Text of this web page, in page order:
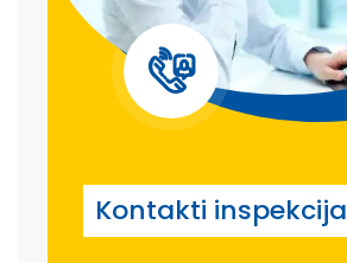
Kontakti inspekcija